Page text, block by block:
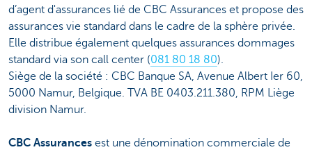
d’agent d'assurances lié de CBC Assurances et propose des
assurances vie standard dans le cadre de la sphère privée.
Elle distribue également quelques assurances dommages
standard via son call center (081 80 18 80).
Siège de la société : CBC Banque SA, Avenue Albert Ier 60,
5000 Namur, Belgique. TVA BE 0403.211.380, RPM Liège
division Namur.
CBC Assurances est une dénomination commerciale de